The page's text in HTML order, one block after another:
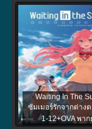
Waiting In The
ซัมเมอร์รักจากต่าง
1-12+OVA พา